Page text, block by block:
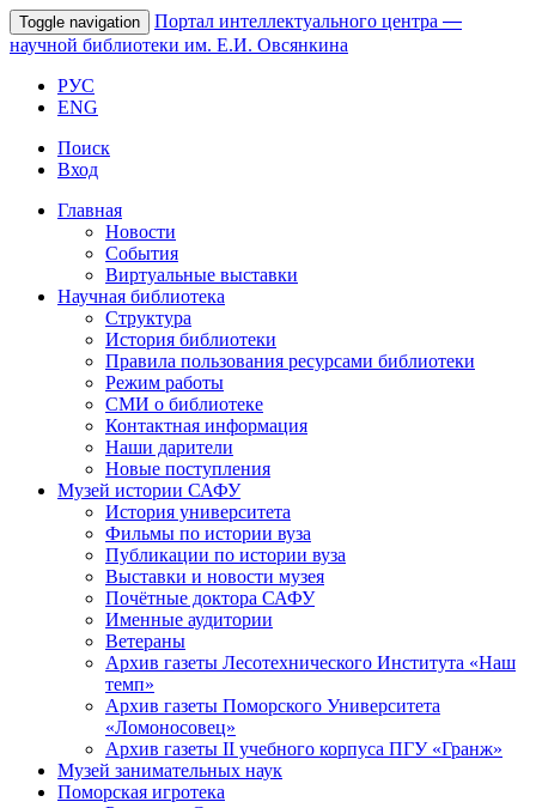
Toggle navigation Портал интеллектуального центра —
научной библиотеки им. Е.И. Овсянкина
РУС
ENG
Поиск
Вход
Главная
Новости
События
Виртуальные выставки
Научная библиотека
Структура
История библиотеки
Правила пользования ресурсами библиотеки
Режим работы
СМИ о библиотеке
Контактная информация
Наши дарители
Новые поступления
Музей истории САФУ
История университета
Фильмы по истории вуза
Публикации по истории вуза
Выставки и новости музея
Почётные доктора САФУ
Именные аудитории
Ветераны
Архив газеты Лесотехнического Института «Наш
темп»
Архив газеты Поморского Университета
«Ломоносовец»
Архив газеты II учебного корпуса ПГУ «Гранж»
Музей занимательных наук
Поморская игротека